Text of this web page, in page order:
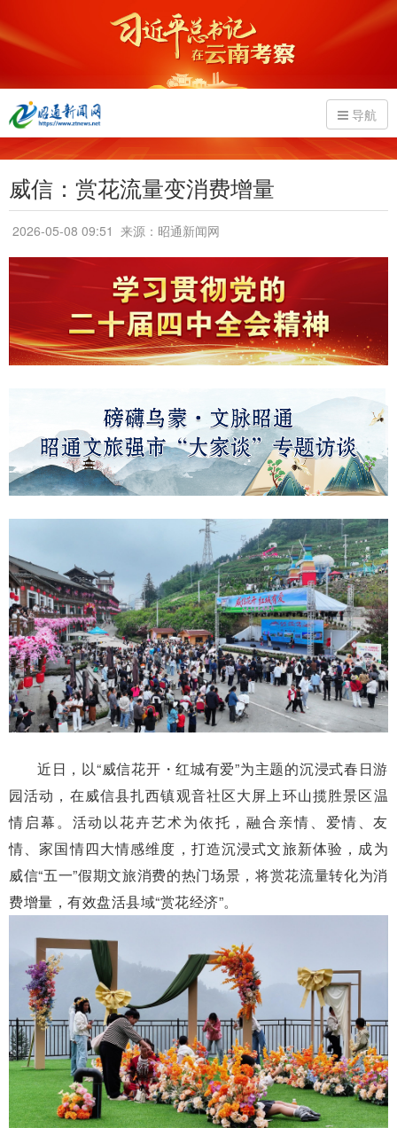
导航
威信：赏花流量变消费增量
2026-05-08 09:51 来源：昭通新闻网
近日，以“威信花开・红城有爱”为主题的沉浸式春日游
园活动，在威信县扎西镇观音社区大屏上环山揽胜景区温
情启幕。活动以花卉艺术为依托，融合亲情、爱情、友
情、家国情四大情感维度，打造沉浸式文旅新体验，成为
威信“五一”假期文旅消费的热门场景，将赏花流量转化为消
费增量，有效盘活县域“赏花经济”。